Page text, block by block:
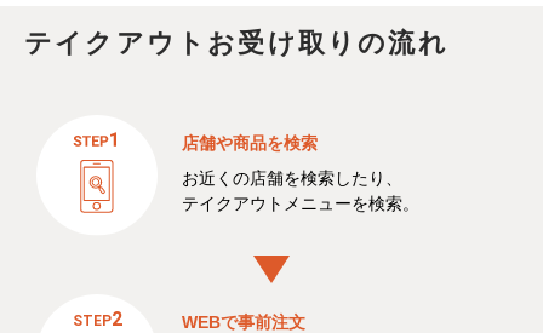
テイクアウトお受け取りの流れ
店舗や商品を検索
お近くの店舗を検索したり、
テイクアウトメニューを検索。
WEBで事前注文